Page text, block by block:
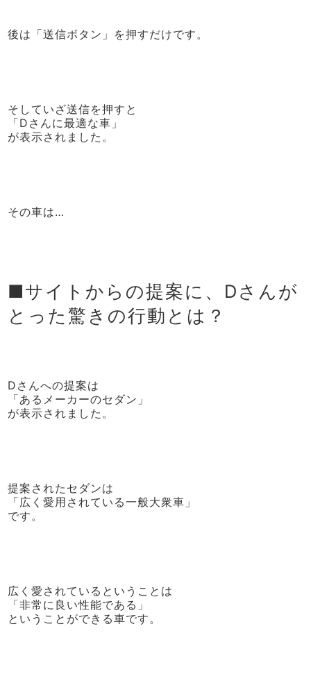
後は「送信ボタン」を押すだけです。
そしていざ送信を押すと
「Dさんに最適な車」
が表示されました。
その車は…
■サイトからの提案に、Dさんが
とった驚きの行動とは？
Dさんへの提案は
「あるメーカーのセダン」
が表示されました。
提案されたセダンは
「広く愛用されている一般大衆車」
です。
広く愛されているということは
「非常に良い性能である」
ということができる車です。